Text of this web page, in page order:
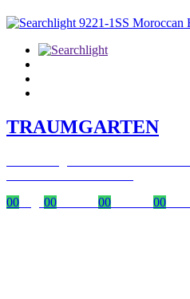
TRAUMGARTEN
00
00 00 00